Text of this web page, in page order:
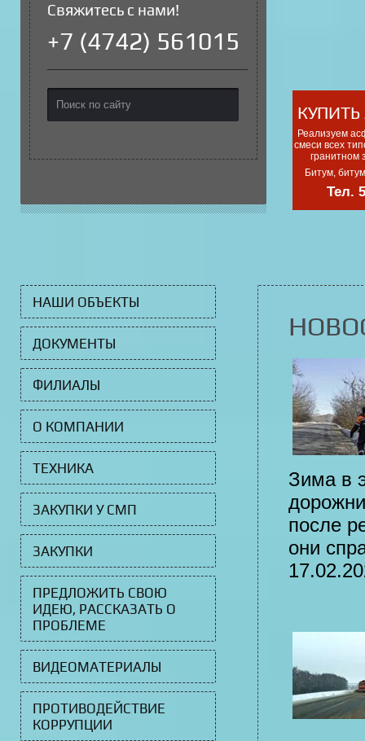
Реализуем
смеси всех
гранитном
Битум,
Тел.
Свяжитесь с нами!
+7 (4742) 561015
Зима в
после
они
НАШИ ОБЪЕКТЫ
ДОКУМЕНТЫ
ФИЛИАЛЫ
О КОМПАНИИ
ТЕХНИКА
ЗАКУПКИ У СМП
ЗАКУПКИ
ПРЕДЛОЖИТЬ СВОЮ
ИДЕЮ, РАССКАЗАТЬ О
ПРОБЛЕМЕ
ВИДЕОМАТЕРИАЛЫ
ПРОТИВОДЕЙСТВИЕ
КОРРУПЦИИ